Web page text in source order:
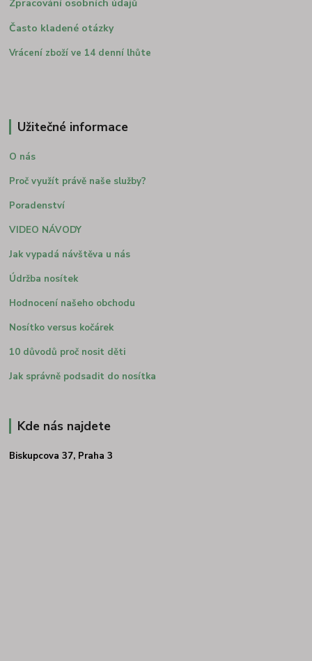
Zpracování osobních údajů
Často kladené otázky
Vrácení zboží ve 14 denní lhůte
Užitečné informace
O nás
Proč využít právě naše služby?
Poradenství
VIDEO NÁVODY
Jak vypadá návštěva u nás
Údržba nosítek
Hodnocení našeho obchodu
Nosítko versus kočárek
10 důvodů proč nosit děti
Jak správně podsadit do nosítka
Kde nás najdete
Biskupcova 37, Praha 3